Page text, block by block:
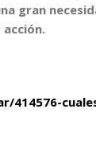
gran
414576-